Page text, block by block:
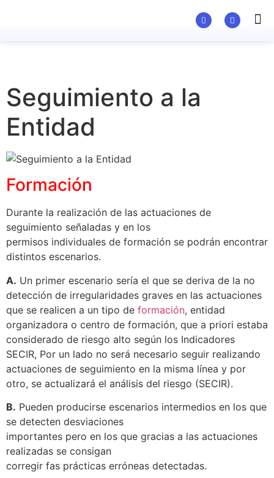
Seguimiento a la
Entidad
Formación
Durante la realización de las actuaciones de
seguimiento señaladas y en los
permisos individuales de formación se podrán encontrar
distintos escenarios.
A. Un primer escenario sería el que se deriva de la no
detección de irregularidades graves en las actuaciones
que se realicen a un tipo de formación, entidad
organizadora o centro de formación, que a priori estaba
considerado de riesgo alto según los Indicadores
SECIR, Por un lado no será necesario seguir realizando
actuaciones de seguimiento en la misma línea y por
otro, se actualizará el análisis del riesgo (SECIR).
B. Pueden producirse escenarios intermedios en los que
se detecten desviaciones
importantes pero en los que gracias a las actuaciones
realizadas se consigan
corregir fas prácticas erróneas detectadas.